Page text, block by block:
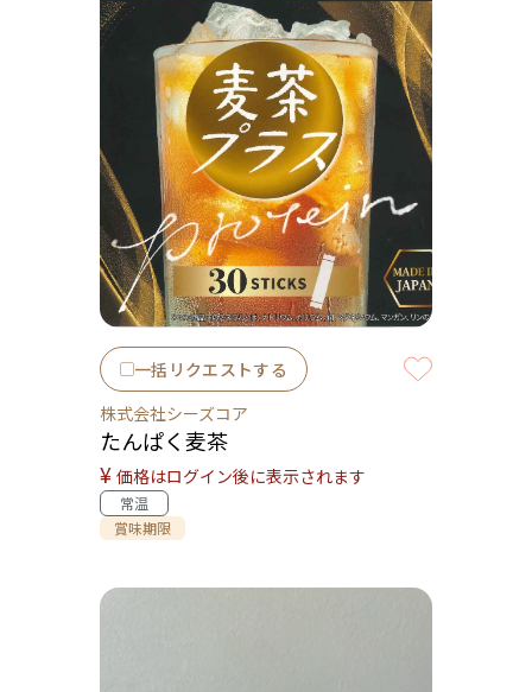
一括リクエストする
株式会社シーズコア
たんぱく麦茶
¥ 価格はログイン後に表示されます
常温
賞味期限